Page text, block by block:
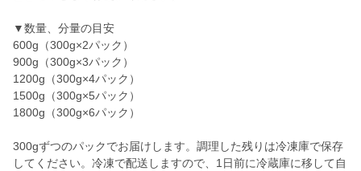
▼数量、分量の目安
600g（300g×2パック）
900g（300g×3パック）
1200g（300g×4パック）
1500g（300g×5パック）
1800g（300g×6パック）
300gずつのパックでお届けします。調理した残りは冷凍庫で保存
してください。冷凍で配送しますので、1日前に冷蔵庫に移して自